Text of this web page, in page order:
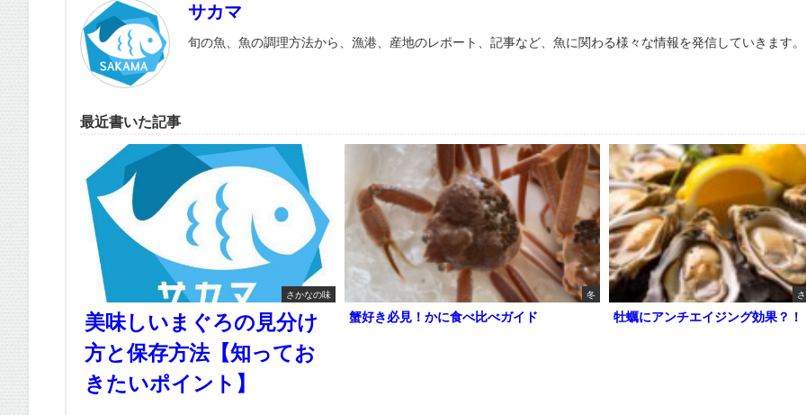
サカマ
旬の魚、魚の調理方法から、漁港、産地のレポート、記事など、魚に関わる様々な情報を発信していきます。
最近書いた記事
さかなの味
美味しいまぐろの見分け
方と保存方法【知ってお
きたいポイント】
冬
蟹好き必見！かに食べ比べガイド 牡蠣にアンチエイジング効果？！